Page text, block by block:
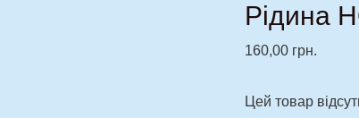
Рідина
160,00 грн.
Цей товар